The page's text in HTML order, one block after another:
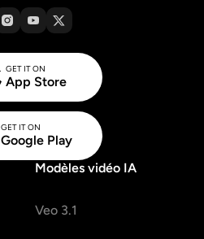
GET IT ON
App Store
GET IT ON
Google Play
Modèles vidéo IA
Veo 3.1